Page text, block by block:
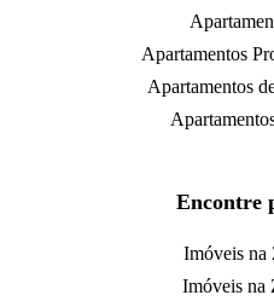
Apartamentos
Apartamentos
Encontre
Imóveis na
Imóveis na